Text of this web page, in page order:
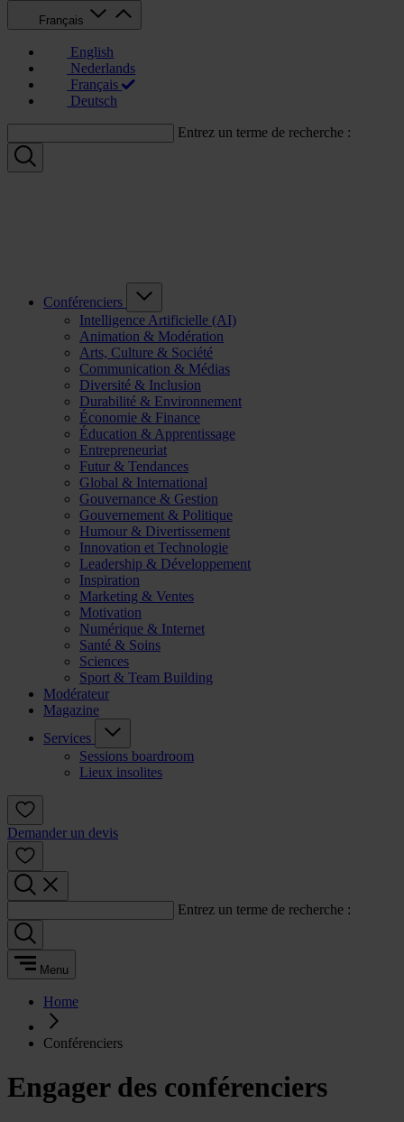
Français
English
Nederlands
Français
Deutsch
Entrez un terme de recherche :
Conférenciers
Intelligence Artificielle (AI)
Animation & Modération
Arts, Culture & Société
Communication & Médias
Diversité & Inclusion
Durabilité & Environnement
Économie & Finance
Éducation & Apprentissage
Entrepreneuriat
Futur & Tendances
Global & International
Gouvernance & Gestion
Gouvernement & Politique
Humour & Divertissement
Innovation et Technologie
Leadership & Développement
Inspiration
Marketing & Ventes
Motivation
Numérique & Internet
Santé & Soins
Sciences
Sport & Team Building
Modérateur
Magazine
Services
Sessions boardroom
Lieux insolites
Demander un devis
Entrez un terme de recherche :
Menu
Home
Conférenciers
Engager des conférenciers